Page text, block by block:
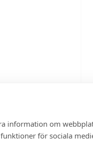
information om
för sociala